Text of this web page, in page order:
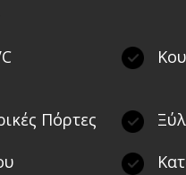
Πόρτες